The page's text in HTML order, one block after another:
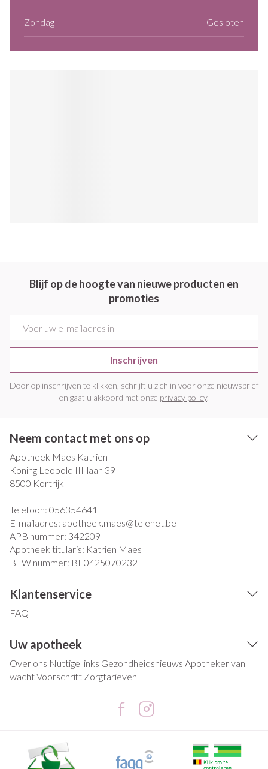
Zondag Gesloten
Blijf op de hoogte van nieuwe producten en
promoties
Inschrijven
Door op inschrijven te klikken, schrijft u zich in voor onze nieuwsbrief
en gaat u akkoord met onze privacy policy.
Neem contact met ons op
Apotheek Maes Katrien
Koning Leopold III-laan 39
8500 Kortrijk
Telefoon: 056354641
E-mailadres: apotheek.maes@telenet.be
APB nummer: 342209
Apotheek titularis: Katrien Maes
BTW nummer: BE0425070232
Klantenservice
FAQ
Uw apotheek
Over ons Nuttige links Gezondheidsnieuws Apotheker van
wachtVoorschrift Zorgtarieven